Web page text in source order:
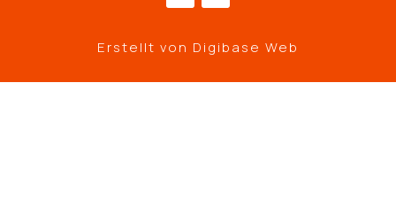
Erstellt von Digibase Web